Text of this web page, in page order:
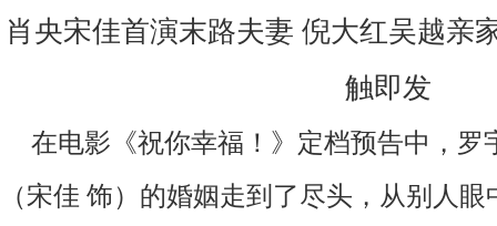
肖央宋佳首演末路夫妻 倪大红吴越亲
触即发
在电影《祝你幸福！》定档预告中，罗
（宋佳 饰）的婚姻走到了尽头，从别人